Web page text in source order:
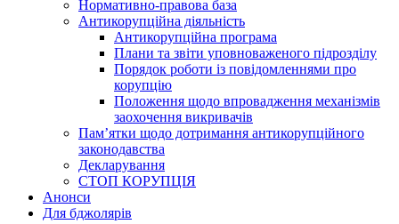
Нормативно-правова база
Антикорупційна діяльність
Антикорупційна програма
Плани та звіти уповноваженого підрозділу
Порядок роботи із повідомленнями про
корупцію
Положення щодо впровадження механізмів
заохочення викривачів
Пам’ятки щодо дотримання антикорупційного
законодавства
Декларування
СТОП КОРУПЦІЯ
Анонси
Для бджолярів